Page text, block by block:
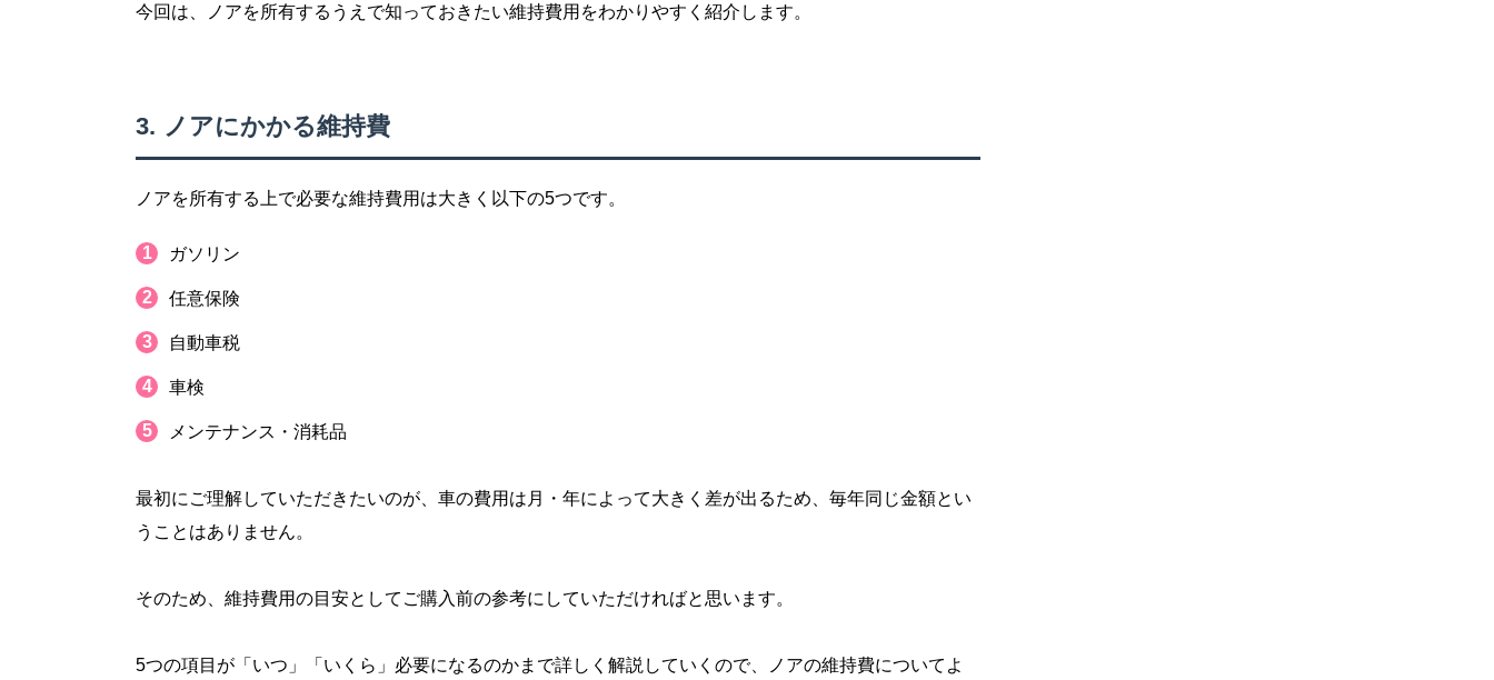
今回は、ノアを所有するうえで知っておきたい維持費用をわかりやすく紹介します。
ノアにかかる維持費
ノアを所有する上で必要な維持費用は大きく以下の5つです。
ガソリン
任意保険
自動車税
車検
メンテナンス・消耗品
最初にご理解していただきたいのが、車の費用は月・年によって大きく差が出るため、毎年同じ金額とい
うことはありません。
そのため、維持費用の目安としてご購入前の参考にしていただければと思います。
5つの項目が「いつ」「いくら」必要になるのかまで詳しく解説していくので、ノアの維持費についてよ